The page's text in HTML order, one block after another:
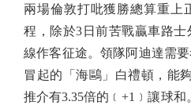
兩場倫敦打吡獲勝總算重上
程，除於3日前苦戰贏車路
線作客征途。領隊阿迪達需
冒起的「海鷗」白禮頓，能
推介有3.35倍的﹝+1﹞讓球和